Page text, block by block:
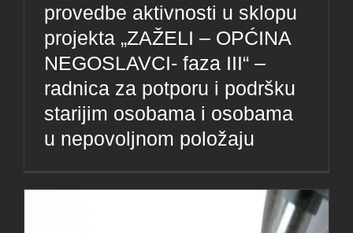
provedbe aktivnosti u sklopu
projekta „ZAŽELI – OPĆINA
NEGOSLAVCI- faza III“ –
radnica za potporu i podršku
starijim osobama i osobama
u nepovoljnom položaju